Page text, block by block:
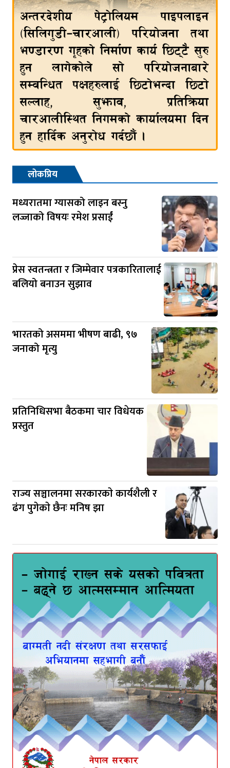
लोकप्रिय
मध्यरातमा ग्यासको लाइन बस्नु
लज्जाको विषयः रमेश प्रसाईं
प्रेस स्वतन्त्रता र जिम्मेवार पत्रकारितालाई
बलियो बनाउन सुझाव
भारतको असममा भीषण बाढी, ९७
जनाको मृत्यु
प्रतिनिधिसभा बैठकमा चार विधेयक
प्रस्तुत
राज्य सञ्चालनमा सरकारकाे कार्यशैली र
ढंग पुगेकाे छैनः मनिष झा